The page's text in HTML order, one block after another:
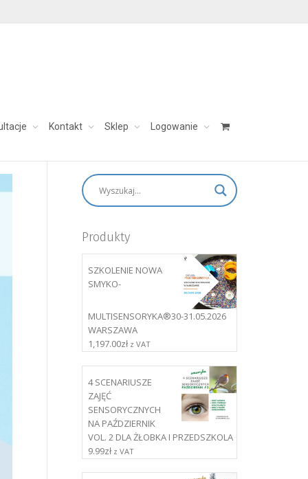
Kontakt Sklep Logowanie
skontaktuj się: aleksandra@charezinska.pl
Produkty
SZKOLENIE NOWA
SMYKO-
MULTISENSORYKA®30-31.05.2026
WARSZAWA
1,197.00zł z VAT
4 SCENARIUSZE
ZAJĘĆ
SENSORYCZNYCH
NA PAŹDZIERNIK
VOL. 2 DLA ŻŁOBKA I PRZEDSZKOLA
9.99zł z VAT